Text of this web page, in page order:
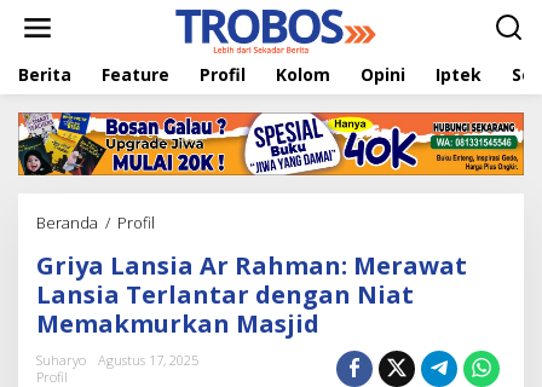
t
Berita Feature Profil Kolom Opini Iptek
Beranda / Profil
i
y
a
L
a
Griya Lansia Ar Rahman: Merawat
Lansia Terlantar dengan Niat
Memakmurkan Masjid
Suharyo
Agustus 17, 2025
Profil